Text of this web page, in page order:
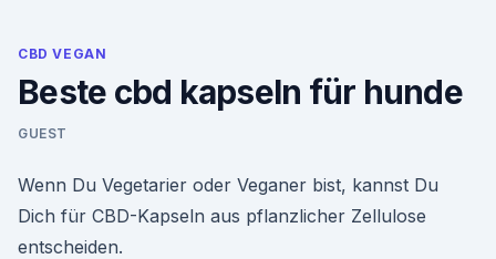
CBD VEGAN
Beste cbd kapseln für hunde
GUEST
Wenn Du Vegetarier oder Veganer bist, kannst Du
Dich für CBD-Kapseln aus pflanzlicher Zellulose
entscheiden.